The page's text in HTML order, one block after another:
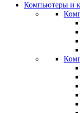
Компьютеры и